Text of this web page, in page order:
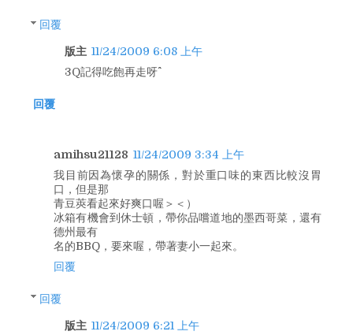
回覆
版主 11/24/2009 6:08 上午
3Q記得吃飽再走呀^^
回覆
amihsu21128 11/24/2009 3:34 上午
我目前因為懷孕的關係，對於重口味的東西比較沒胃
口，但是那
青豆莢看起來好爽口喔＞＜）
冰箱有機會到休士頓，帶你品嚐道地的墨西哥菜，還有
德州最有
名的BBQ，要來喔，帶著妻小一起來。
回覆
回覆
版主 11/24/2009 6:21 上午